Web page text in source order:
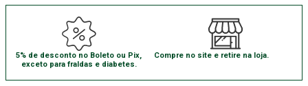
5% de desconto no Boleto ou Pix,
exceto para fraldas e diabetes.
Compre no site e retire na loja.